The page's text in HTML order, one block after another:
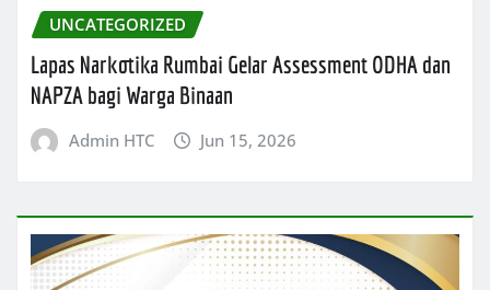
UNCATEGORIZED
Lapas Narkotika Rumbai Gelar Assessment ODHA dan
NAPZA bagi Warga Binaan
Admin HTC Jun 15, 2026